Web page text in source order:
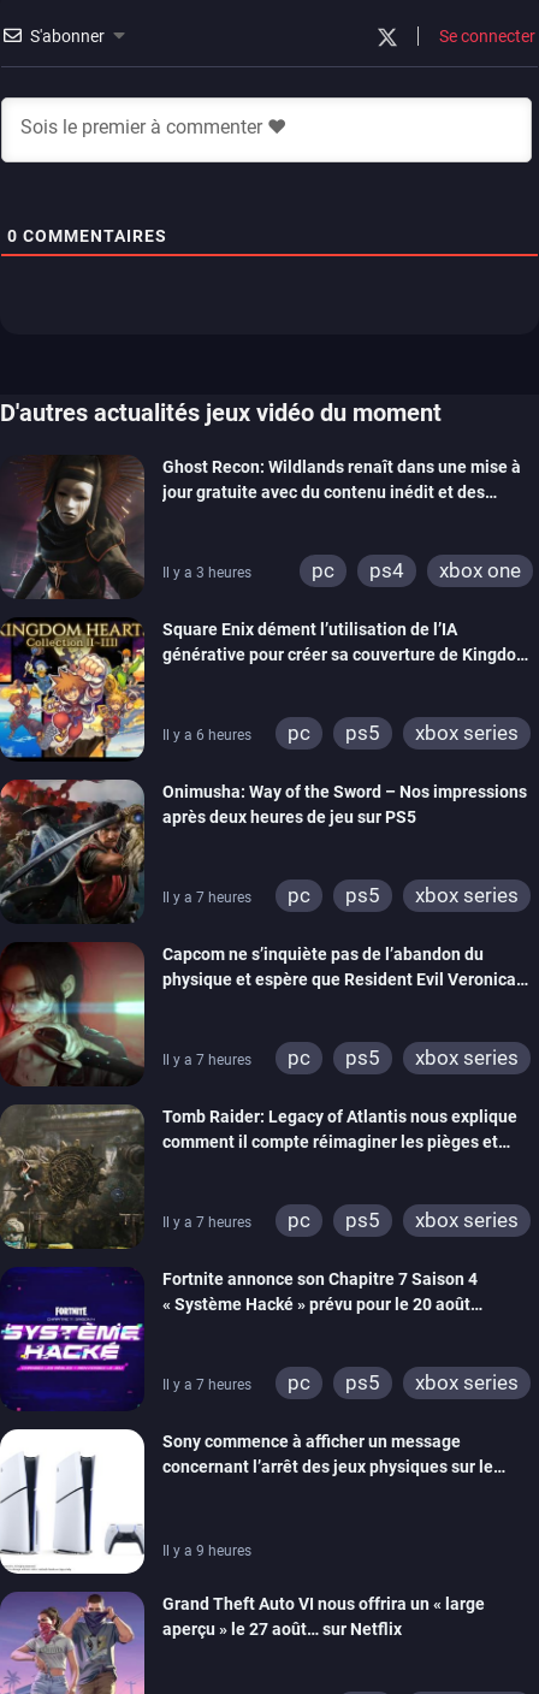
S'abonner Se connecter
0 COMMENTAIRES
D'autres actualités jeux vidéo du moment
Ghost Recon: Wildlands renaît dans une mise à
jour gratuite avec du contenu inédit et des
Il y a 3 heures pc ps4 xbox one
Square Enix dément l’utilisation de l’IA
générative pour créer sa couverture de Kingdom
Il y a 6 heures pc ps5
xbox series
Onimusha: Way of the Sword – Nos impressions
après deux heures de jeu sur PS5
Il y a 7 heures pc ps5
xbox series
Capcom ne s’inquiète pas de l’abandon du
physique et espère que Resident Evil Veronica
Il y a 7 heures pc ps5
xbox series
Tomb Raider: Legacy of Atlantis nous explique
comment il compte réimaginer les pièges et
Il y a 7 heures pc ps5
xbox series
Fortnite annonce son Chapitre 7 Saison 4
« Système Hacké » prévu pour le 20 août
Il y a 7 heures pc ps5
xbox series
ps4
xbox one
switch 2
Sony commence à afficher un message
concernant l’arrêt des jeux physiques sur le
Il y a 9 heures
Grand Theft Auto VI nous offrira un « large
aperçu » le 27 août… sur Netflix